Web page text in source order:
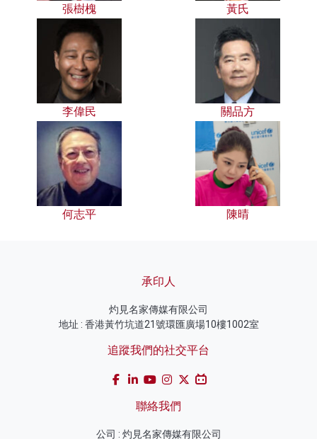
張樹槐 黃氏
李偉民 關品方
何志平 陳晴
承印人
灼見名家傳媒有限公司
地址 : 香港黃竹坑道21號環匯廣場10樓1002室
追蹤我們的社交平台
聯絡我們
公司 : 灼見名家傳媒有限公司